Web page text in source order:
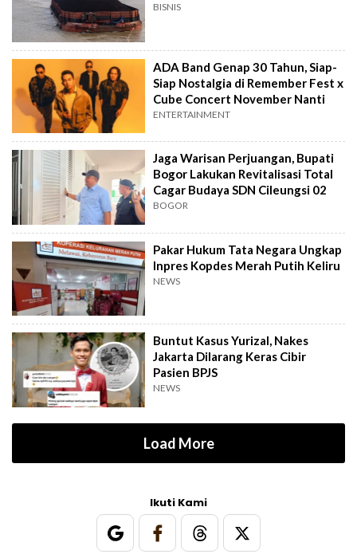
BISNIS
ADA Band Genap 30 Tahun, Siap-
Siap Nostalgia di Remember Fest x
Cube Concert November Nanti
ENTERTAINMENT
Jaga Warisan Perjuangan, Bupati
Bogor Lakukan Revitalisasi Total
Cagar Budaya SDN Cileungsi 02
BOGOR
Pakar Hukum Tata Negara Ungkap
Inpres Kopdes Merah Putih Keliru
NEWS
Buntut Kasus Yurizal, Nakes
Jakarta Dilarang Keras Cibir
Pasien BPJS
NEWS
Load More
Ikuti Kami